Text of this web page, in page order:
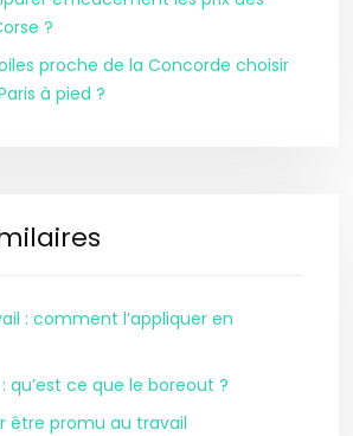
?
proche de la Concorde choisir
à pied ?
: comment l’appliquer en
qu’est ce que le boreout ?
être promu au travail